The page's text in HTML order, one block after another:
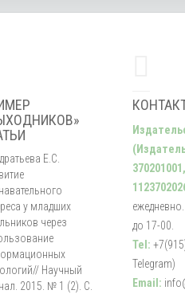
Е.С.
у младших
через
Научный
2015. № 1 (2). С.
до 17-00.
Tel:
Telegram)
Email: